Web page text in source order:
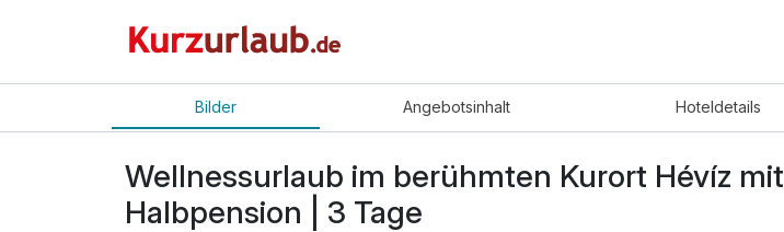
Bilder Angebotsinhalt Hoteldetails
Wellnessurlaub im berühmten Kurort Hévíz mit
Halbpension | 3 Tage